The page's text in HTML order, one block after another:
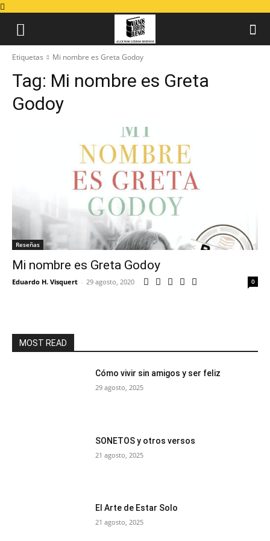
Etiquetas Mi nombre es Greta Godoy
Tag: Mi nombre es Greta
Godoy
Reseñas
Mi nombre es Greta Godoy
Eduardo H. Visquert - 29 agosto, 2020 0
MOST READ
Cómo vivir sin amigos y ser feliz
29 agosto, 2025
SONETOS y otros versos
21 agosto, 2025
El Arte de Estar Solo
21 agosto, 2025